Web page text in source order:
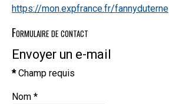
https://mon.expfrance.fr/fannyduterne
Formulaire de contact
Envoyer un e-mail
*Champ requis
Nom *